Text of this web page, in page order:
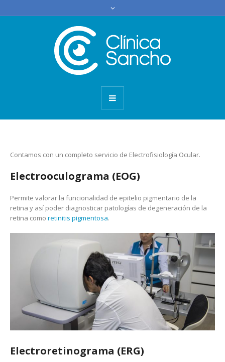
Contamos con un completo servicio de Electrofisiología Ocular.
Electrooculograma (EOG)
Permite valorar la funcionalidad de epitelio pigmentario de la
retina y así poder diagnosticar patologías de degeneración de la
retina como retinitis pigmentosa.
Electroretinograma (ERG)